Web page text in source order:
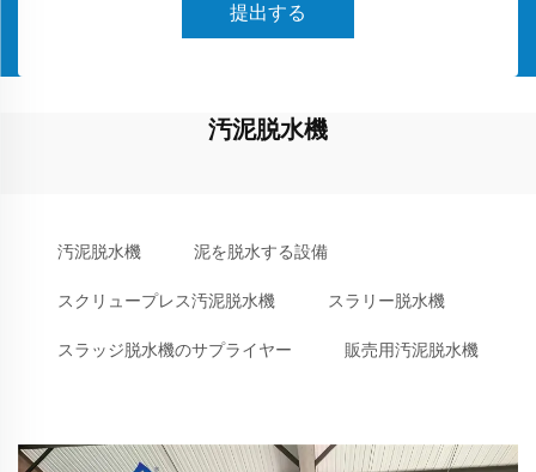
提出する
汚泥脱水機
汚泥脱水機 泥を脱水する設備
スクリュープレス汚泥脱水機 スラリー脱水機
スラッジ脱水機のサプライヤー 販売用汚泥脱水機